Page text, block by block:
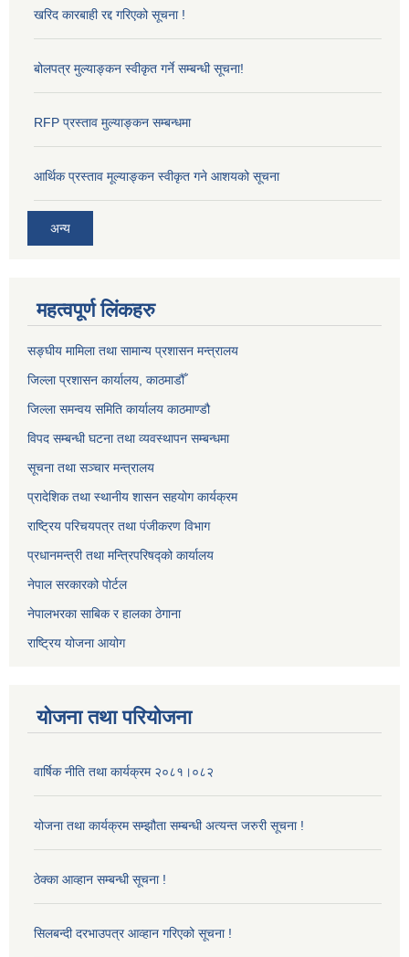
खरिद कारबाही रद्द गरिएको सूचना !
बोलपत्र मुल्याङ्कन स्वीकृत गर्ने सम्बन्धी सूचना!
RFP प्रस्ताव मुल्याङ्कन सम्बन्धमा
आर्थिक प्रस्ताव मूल्याङ्कन स्वीकृत गने आशयको सूचना
अन्य
महत्वपूर्ण लिंकहरु
सङ्‍घीय मामिला तथा सामान्य प्रशासन मन्त्रालय
जिल्ला प्रशासन कार्यालय, काठमाडौँ
जिल्ला समन्वय समिति कार्यालय काठमाण्ड‌ौ
विपद सम्बन्धी घटना तथा व्यवस्थापन सम्बन्धमा
सूचना तथा सञ्चार मन्त्रालय
प्रादेशिक तथा स्थानीय शासन सहयोग कार्यक्रम
राष्ट्रिय परिचयपत्र तथा पंजीकरण विभाग
प्रधानमन्त्री तथा मन्त्रिपरिषद्को कार्यालय
नेपाल सरकारको पोर्टल
नेपालभरका साबिक र हालका ठेगाना
राष्ट्रिय योजना आयोग
योजना तथा परियोजना
वार्षिक नीति तथा कार्यक्रम २०८१।०८२
योजना तथा कार्यक्रम सम्झौता सम्बन्धी अत्यन्त जरुरी सूचना !
ठेक्का आव्हान सम्बन्धी सूचना !
सिलबन्दी दरभाउपत्र आव्हान गरिएको सूचना !